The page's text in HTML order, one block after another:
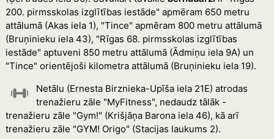
200. pirmsskolas izglītības iestāde" apmēram 650 metru
attālumā (Akas iela 1), "Tince" apmēram 800 metru attālumā
(Bruņinieku iela 43), "Rīgas 68. pirmsskolas izglītības
iestāde" aptuveni 850 metru attālumā (Ādmiņu iela 9A) un
"Tince" orientējoši kilometra attālumā (Bruņinieku iela 19).
Netālu (Ernesta Birznieka-Upīša iela 21E) atrodas
trenažieru zāle "MyFitness", nedaudz tālāk -
trenažieru zāle "Gym!" (Krišjāņa Barona iela 46), kā arī
trenažieru zāle "GYM! Origo" (Stacijas laukums 2).